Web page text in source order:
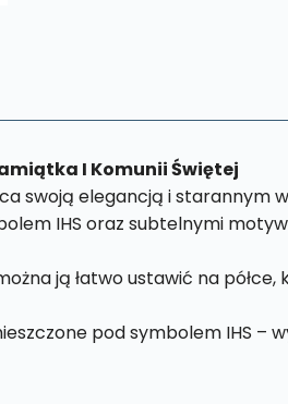
I Komunii Świętej
swoją elegancją i starannym
IHS oraz subtelnymi
ją łatwo ustawić na
pod symbolem IHS